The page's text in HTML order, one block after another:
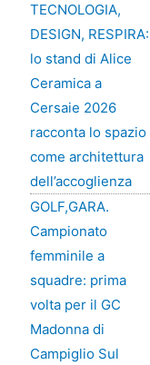
TECNOLOGIA,
DESIGN, RESPIRA:
lo stand di Alice
Ceramica a
Cersaie 2026
racconta lo spazio
come architettura
dell’accoglienza
GOLF,GARA.
Campionato
femminile a
squadre: prima
volta per il GC
Madonna di
Campiglio Sul